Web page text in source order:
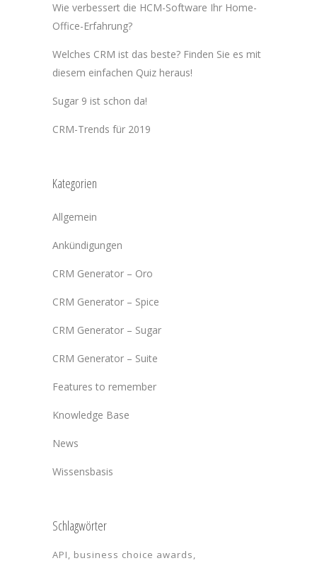
Wie verbessert die HCM-Software Ihr Home-
Office-Erfahrung?
Welches CRM ist das beste? Finden Sie es mit
diesem einfachen Quiz heraus!
Sugar 9 ist schon da!
CRM-Trends für 2019
Kategorien
Allgemein
Ankündigungen
CRM Generator – Oro
CRM Generator – Spice
CRM Generator – Sugar
CRM Generator – Suite
Features to remember
Knowledge Base
News
Wissensbasis
Schlagwörter
API
business choice awards